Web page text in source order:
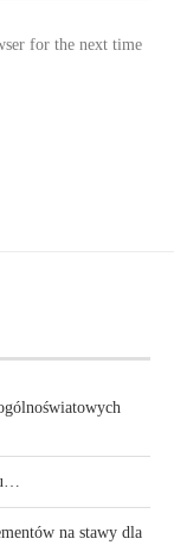
for the next time
na stawy dla